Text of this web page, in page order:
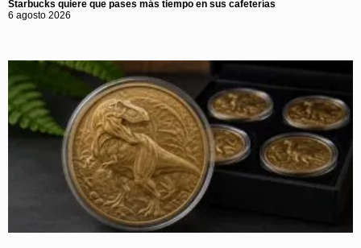
Starbucks quiere que pases más tiempo en sus cafeterías
6 agosto 2026